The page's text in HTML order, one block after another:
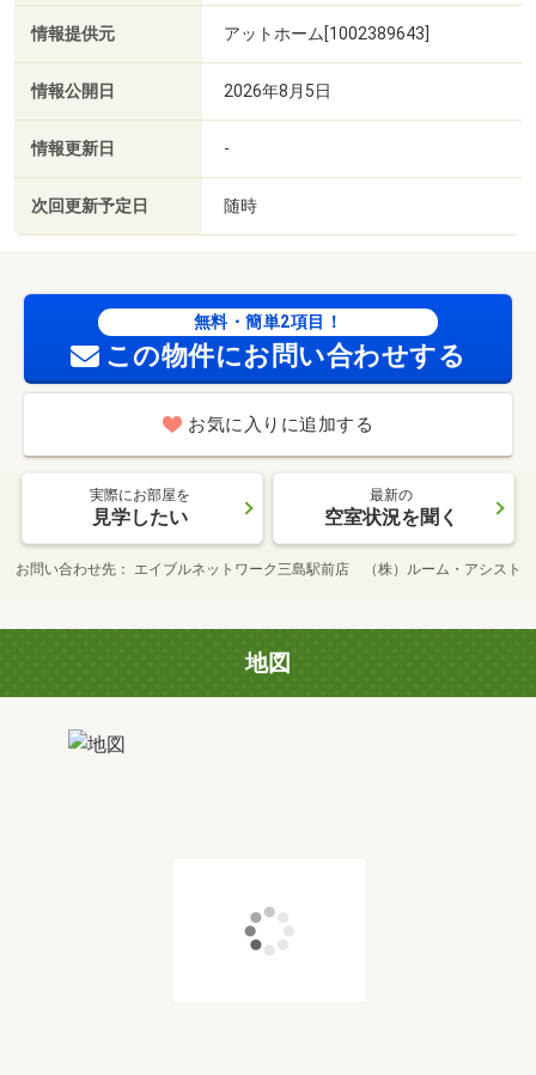
情報提供元 アットホーム[1002389643]
情報公開日 2026年8月5日
情報更新日 -
次回更新予定日 随時
無料・簡単2項目！
この物件にお問い合わせする
お気に入りに追加する
実際にお部屋を
見学したい
最新の
空室状況を聞く
お問い合わせ先 エイブルネットワーク三島駅前店 （株）ルーム・アシスト
地図